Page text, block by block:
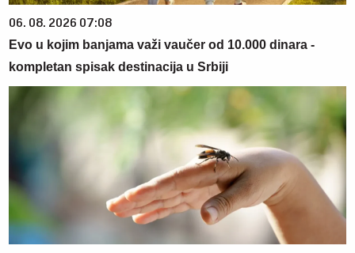
06. 08. 2026 07:08
Evo u kojim banjama važi vaučer od 10.000 dinara -
kompletan spisak destinacija u Srbiji